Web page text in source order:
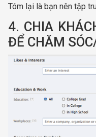
Tóm lại là bạn nên tập
4. CHIA
ĐỂ CHĂM